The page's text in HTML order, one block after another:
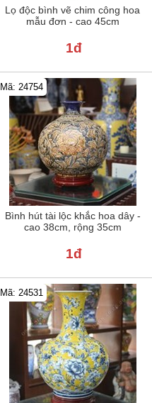
Lọ độc bình vẽ chim công hoa
mẫu đơn - cao 45cm
1đ
Bình hút tài lộc khắc hoa dây -
cao 38cm, rộng 35cm
Mã: 24754
1đ
Mã: 24531